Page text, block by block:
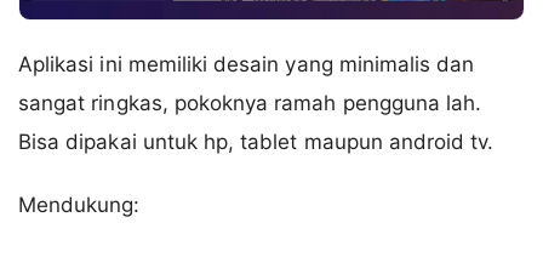
Aplikasi ini memiliki desain yang minimalis dan
sangat ringkas, pokoknya ramah pengguna lah.
Bisa dipakai untuk hp, tablet maupun android tv.
Mendukung: